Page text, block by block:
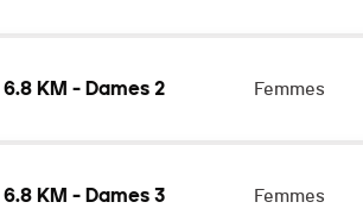
KM - Dames 2 Femmes
KM - Dames 3 Femmes